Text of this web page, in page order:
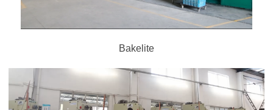
Bakelite